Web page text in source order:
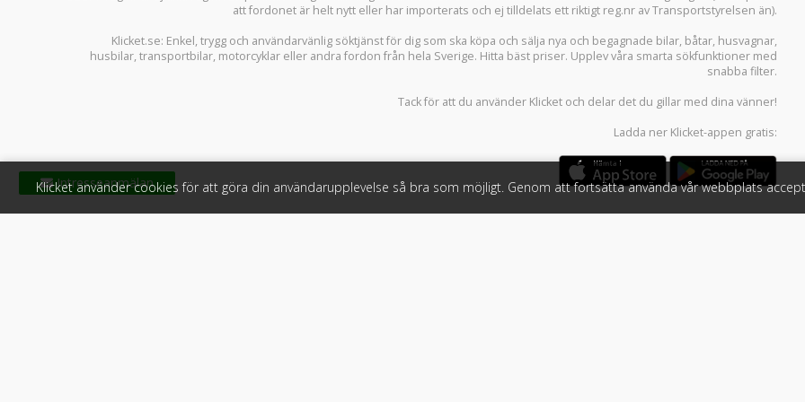
att fordonet är helt nytt eller har importerats och ej tilldelats ett riktigt reg.nr av Transportstyrelsen än).
Klicket.se: Enkel, trygg och användarvänlig söktjänst för dig som ska köpa och sälja nya och begagnade bilar, båtar, husvagnar,
husbilar,transportbilar, motorcyklar eller andra fordon från hela Sverige. Hitta bäst priser. Upplev våra smarta sökfunktioner med
snabba filter.
Tack för att du använder Klicket och delar det du gillar med dina vänner!
Ladda ner Klicket-appen gratis:
Klicket använder cookies för att göra din användarupplevelse så bra som möjligt. Genom att fortsätta använda vår webbplats